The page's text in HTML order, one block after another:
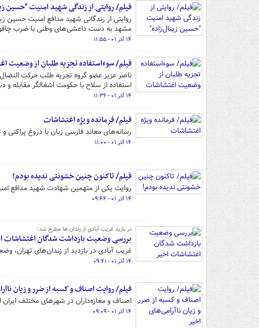
فیلم/ روایتی از زندگی شهید امنیت "حسین
روایتی از زندگانی شهید مدافع امنیت حسین
مشهد به دست داعشی‌های وطنی با ضرب
۱۴ آذر ۰۱ - ۱۱:۵۵
فیلم/ سوءاستفاده تجزیه طلبان از وضعیت
ناصر عزیز عضو گروه تجزیه طلب حرکت
استفاده از سلاح با حکومت اشغالگر مقابله
۱۴ آذر ۰۱ - ۱۱:۳۶
فیلم/ فرمانده ویژه اغتشاشات
رسانه‌های معاند فارسی زبان با دروغ‌
۱۴ آذر ۰۱ - ۱۱:۰۰
فیلم/ تاکنون چنین خشونتی ندیده بودم!
روایت یکی از متهمین شهادت شهید مدافع
۱۴ آذر ۰۱ - ۰۹:۴۴
در بازید غریب آبادی از زندان ها مطرح شد؛
بررسی وضعیت بازداشت شدگان اغتشاشات
غریب آبادی در بازدید از زندان‌های تهران،
۱۴ آذر ۰۱ - ۰۹:۴۱
فیلم/ روایت اصناف و کسبه از ضرر و زیان
اصناف و مغازه‌داران در شهرهای مختلف ایران
۱۴ آذر ۰۱ - ۰۹:۰۹